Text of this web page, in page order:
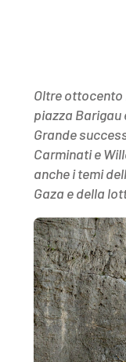
Oltre
piazza Barigau
Grande
Carminati e
anche i temi
Gaza e della